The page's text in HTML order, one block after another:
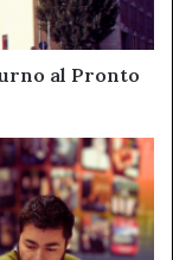
al Pronto